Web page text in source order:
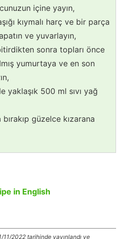
içine yayın,
kıymalı harç ve bir parça
ve yuvarlayın,
sonra topları önce
yumurtaya ve en son
yaklaşık 500 ml sıvı yağ
bırakıp güzelce kızarana
in English
2022 tarihinde yayınlandı ve